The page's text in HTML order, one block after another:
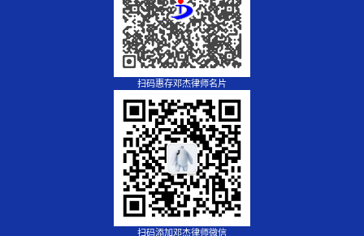
扫码惠存邓杰律师名片
扫码添加邓杰律师微信